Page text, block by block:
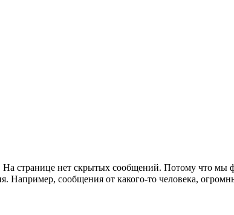
На странице нет скрытых сообщений. Потому что мы
Например, сообщения от какого-то человека,